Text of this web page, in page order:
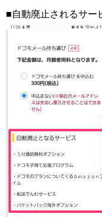
■自動廃止されるサー